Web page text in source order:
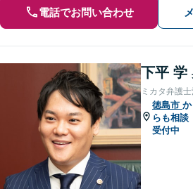
電話でお問い合わせ
下平 学
ミカタ弁護
徳島市 か
らも相談
受付中